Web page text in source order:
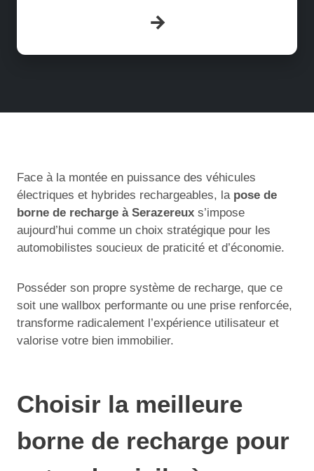
Face à la montée en puissance des véhicules
électriques et hybrides rechargeables, la pose de
borne de recharge à Serazereux s’impose
aujourd’hui comme un choix stratégique pour les
automobilistes soucieux de praticité et d’économie.
Posséder son propre système de recharge, que ce
soit une wallbox performante ou une prise renforcée,
transforme radicalement l’expérience utilisateur et
valorise votre bien immobilier.
Choisir la meilleure
borne de recharge pour